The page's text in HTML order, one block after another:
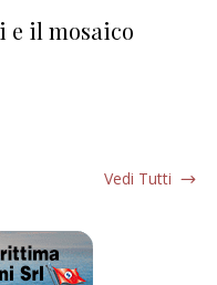
e il mosaico
Vedi Tutti